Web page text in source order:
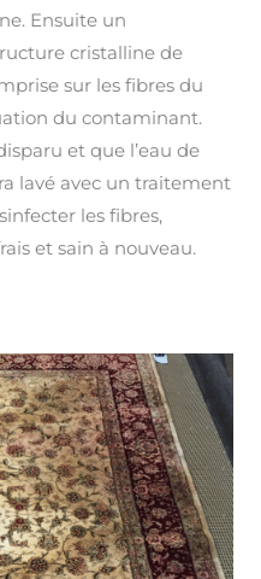
Ensuite un
cristalline de
sur les fibres du
du contaminant.
et que l’eau de
lavé avec un traitement
les fibres,
et sain à nouveau.